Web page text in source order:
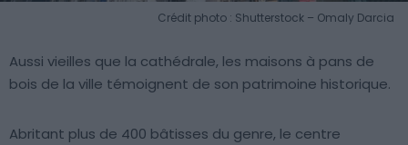
Crédit photo : Shutterstock – Omaly Darcia
Aussi vieilles que la cathédrale, les maisons à pans de
bois de la ville témoignent de son patrimoine historique.
Abritant plus de 400 bâtisses du genre, le centre